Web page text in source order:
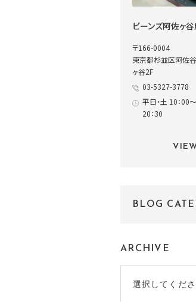
ビーンズ阿佐ヶ
〒166-0004
東京都杉並区阿佐
ヶ谷2F
03-5327-3778
平日・土 10：00
20：30
BLOG
ARCHIVE
選択してくだ